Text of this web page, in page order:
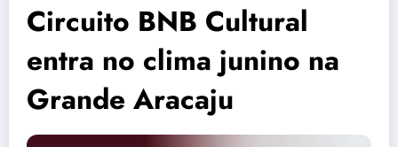
Circuito BNB Cultural
entra no clima junino na
Grande Aracaju